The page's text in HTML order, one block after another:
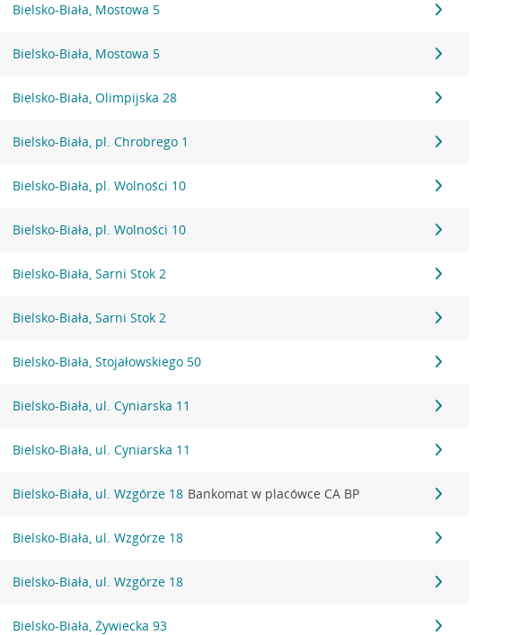
Bielsko-Biała, Mostowa 5
Bielsko-Biała, Mostowa 5
Bielsko-Biała, Olimpijska 28
Bielsko-Biała, pl. Chrobrego 1
Bielsko-Biała, pl. Wolności 10
Bielsko-Biała, pl. Wolności 10
Bielsko-Biała, Sarni Stok 2
Bielsko-Biała, Sarni Stok 2
Bielsko-Biała, Stojałowskiego 50
Bielsko-Biała, ul. Cyniarska 11
Bielsko-Biała, ul. Cyniarska 11
Bielsko-Biała, ul. Wzgórze 18 Bankomat w placówce CA BP
Bielsko-Biała, ul. Wzgórze 18
Bielsko-Biała, ul. Wzgórze 18
Bielsko-Biała, Żywiecka 93